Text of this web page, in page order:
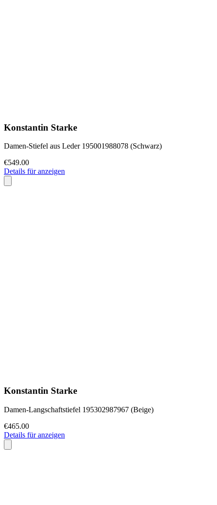
Konstantin Starke
Damen-Stiefel aus Leder 195001988078 (Schwarz)
€549.00
Details für anzeigen
Konstantin Starke
Damen-Langschaftstiefel 195302987967 (Beige)
€465.00
Details für anzeigen